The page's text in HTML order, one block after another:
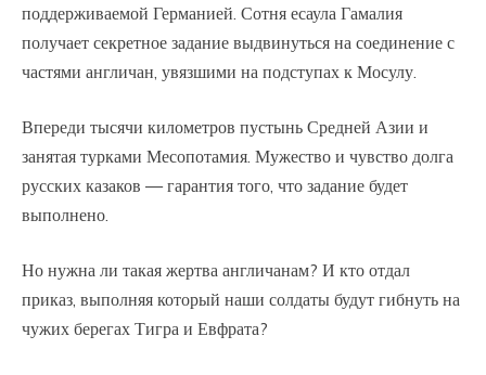
поддерживаемой Германией. Сотня есаула Гамалия
получает секретное задание выдвинуться на соединение с
частями англичан, увязшими на подступах к Мосулу.
Впереди тысячи километров пустынь Средней Азии и
занятая турками Месопотамия. Мужество и чувство долга
русских казаков — гарантия того, что задание будет
выполнено.
Но нужна ли такая жертва англичанам? И кто отдал
приказ, выполняя который наши солдаты будут гибнуть на
чужих берегах Тигра и Евфрата?